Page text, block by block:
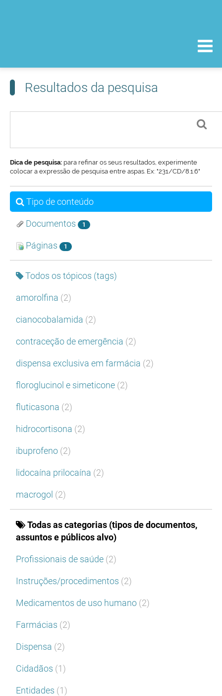
Resultados da pesquisa
Dica de pesquisa: para refinar os seus resultados, experimente
colocar a expressão de pesquisa entre aspas. Ex: "231/CD/8.1.6"
Tipo de conteúdo
Documentos 1
Páginas 1
Todos os tópicos (tags)
amorolfina (2)
cianocobalamida (2)
contraceção de emergência (2)
dispensa exclusiva em farmácia (2)
floroglucinol e simeticone (2)
fluticasona (2)
hidrocortisona (2)
ibuprofeno (2)
lidocaína prilocaína (2)
macrogol (2)
Todas as categorias (tipos de documentos,
assuntos e públicos alvo)
Profissionais de saúde (2)
Instruções/procedimentos (2)
Medicamentos de uso humano (2)
Farmácias (2)
Dispensa (2)
Cidadãos (1)
Entidades (1)